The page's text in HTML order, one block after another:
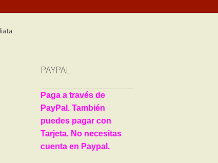
PAYPAL
Paga a través de
PayPal. También
puedes pagar con
Tarjeta. No necesitas
cuenta en Paypal.